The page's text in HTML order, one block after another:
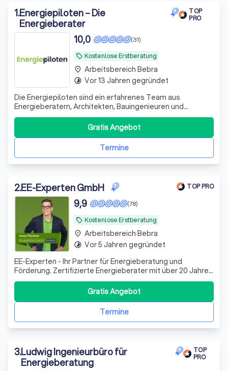
1.Energiepiloten – Die
Energieberater
TOP
PRO
local_offer Kostenlose Erstberatung
(31)
10,0
Die Energiepiloten sind ein erfahrenes Team aus
Energieberatern, Architekten, Bauingenieuren und
Handwerksmeistern mit über 15 Jahren Bauerfahrung. Wir
Energieberatung - BEG Einzelmaßnahmen - KFW
Effizienzhäuser - Wärmepumpen Check - Heiz
Termine
Gratis Angebot
place Arbeitsbereich Bebra
timelapse Vor 13 Jahren gegründet
2.EE-Experten GmbH TOP PRO
local_offer Kostenlose Erstberatung
(78)
9,9
EE-Experten - Ihr Partner für Energieberatung und
Förderung. Zertifizierte Energieberater mit über 20 Jahren
Erfahrung. Wir machen Ihre Sanierung förderfähig,
effizient und stressfrei.
Termine
Gratis Angebot
place Arbeitsbereich Bebra
timelapse Vor 5 Jahren gegründet
3.Ludwig Ingenieurbüro für
Energieberatung
TOP
PRO